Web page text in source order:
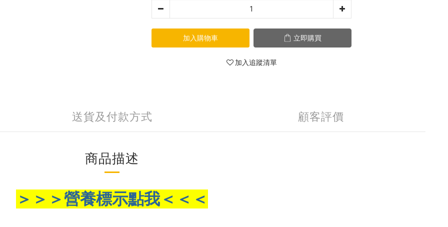
加入購物車 立即購買
加入追蹤清單
送貨及付款方式 顧客評價
商品描述
＞＞＞營養標示點我＜＜＜